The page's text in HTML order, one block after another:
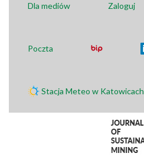
Dla mediów Zaloguj
Poczta
Stacja Meteo w Katowicach